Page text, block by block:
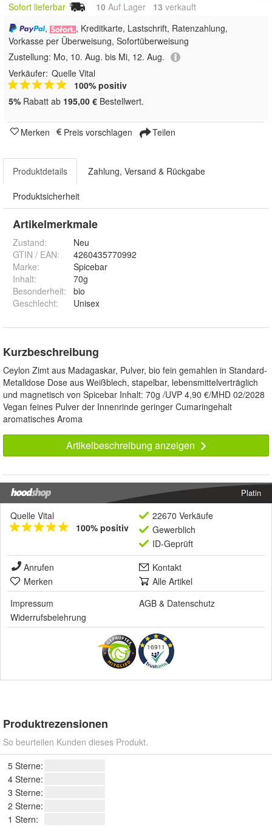
Sofort lieferbar 10 Auf Lager 13 verkauft
,
, Kreditkarte, Lastschrift, Ratenzahlung,
Vorkasse per Überweisung, Sofortüberweisung
Zustellung: Mo, 10. Aug. bis Mi, 12. Aug.
Verkäufer: Quelle Vital
100% positiv
5% Rabatt ab 195,00 € Bestellwert.
Merken Preis vorschlagen Teilen
Produktdetails Zahlung, Versand & Rückgabe
Produktsicherheit
Artikelmerkmale
Zustand:
Neu
GTIN / EAN:
4260435770992
Marke:
Spicebar
Inhalt:
70g
Besonderheit:
bio
Geschlecht: Unisex
Kurzbeschreibung
Ceylon Zimt aus Madagaskar, Pulver, bio fein gemahlen in Standard-
Metalldose Dose aus Weißblech, stapelbar, lebensmittelverträglich
und magnetisch von Spicebar Inhalt: 70g /UVP 4,90 €/MHD 02/2028
Vegan feines Pulver der Innenrinde geringer Cumaringehalt
aromatisches Aroma
Artikelbeschreibung anzeigen
Platin
Quelle Vital
100% positiv
22670 Verkäufe
Gewerblich
ID-Geprüft
Anrufen
Kontakt
Merken
Alle Artikel
Impressum
AGB & Datenschutz
Widerrufsbelehrung
16911
Produktrezensionen
So beurteilen Kunden dieses Produkt.
5 Sterne:
4 Sterne:
3 Sterne:
2 Sterne:
1 Stern: